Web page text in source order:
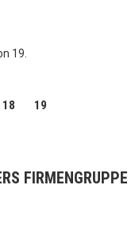
19.
18 19
FIRMENGRUPPE